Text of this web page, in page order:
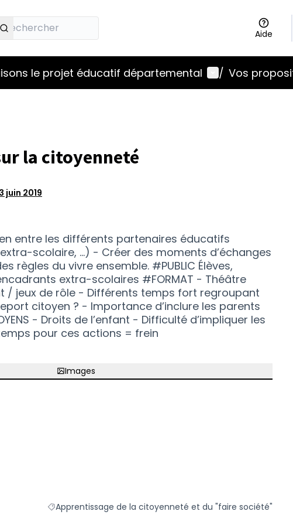
Aide
le projet éducatif départemental Menu
/ Vos
la citoyenneté
juin 2019
entre les différents partenaires éducatifs
scolaire, …) - Créer des moments d’échanges
règles du vivre ensemble. #PUBLIC Élèves,
extra-scolaires #FORMAT - Théâtre
/ jeux de rôle - Différents temps fort regroupant
citoyen ? - Importance d’inclure les parents
- Droits de l’enfant - Difficulté d’impliquer les
pour ces actions = frein
Images
Filtrer les résultats de la catégorie : Apprentissage de la
Apprentissage de la citoyenneté et du "faire société"